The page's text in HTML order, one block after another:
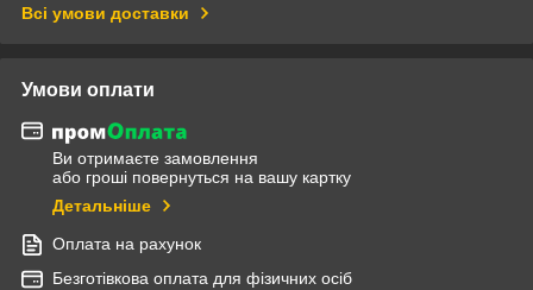
Всі умови доставки
Умови оплати
Ви отримаєте замовлення
або гроші повернуться на вашу картку
Детальніше
Оплата на рахунок
Безготівкова оплата для фізичних осіб